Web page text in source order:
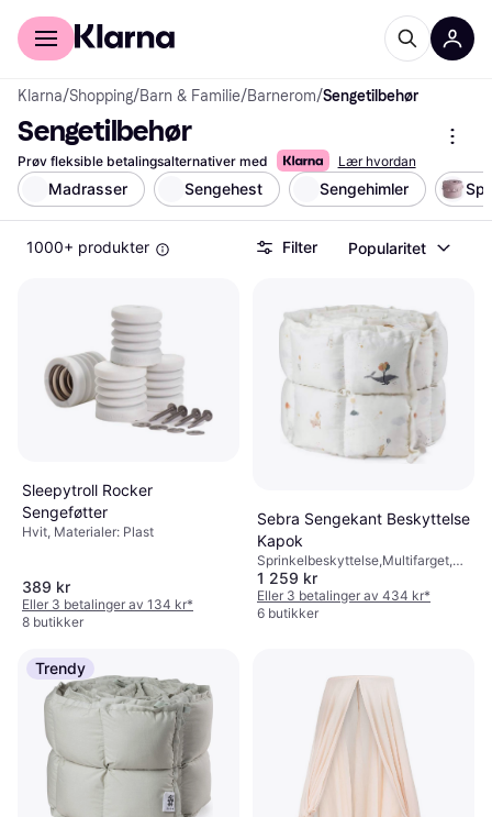
For kunder
Klarna/Shopping/Barn & Familie/Barnerom/Sengetilbehør
Sengetilbehør
Prøv fleksible betalingsalternativer med Lær hvordan
Madrasser Sengehest Sengehimler
1000+ produkter Filter Popularitet
Sleepytroll Rocker
Sengeføtter
Hvit, Materialer: Plast
389 kr
Eller 3 betalinger av 134 kr*
8 butikker
Sebra Sengekant Beskyttelse
Kapok
Sprinkelbeskyttelse,Multifarget,
Materialer: Bomull, Antall deler: 1
1 259 kr
Eller 3 betalinger av 434 kr*
6 butikker
Trendy